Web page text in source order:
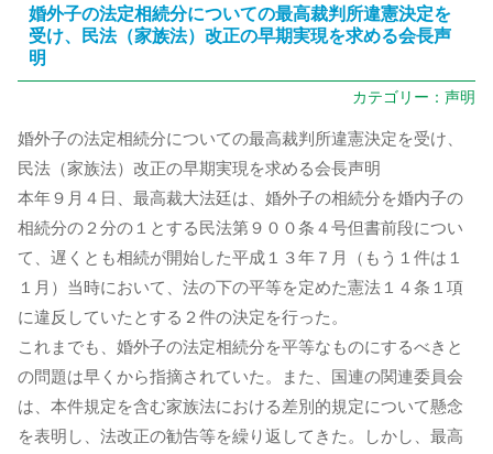
婚外子の法定相続分についての最高裁判所違憲決定を
受け、民法（家族法）改正の早期実現を求める会長声
明
カテゴリー： 声明
婚外子の法定相続分についての最高裁判所違憲決定を受け、
民法（家族法）改正の早期実現を求める会長声明
本年９月４日、最高裁大法廷は、婚外子の相続分を婚内子の
相続分の２分の１とする民法第９００条４号但書前段につい
て、遅くとも相続が開始した平成１３年７月（もう１件は１
１月）当時において、法の下の平等を定めた憲法１４条１項
に違反していたとする２件の決定を行った。
これまでも、婚外子の法定相続分を平等なものにするべきと
の問題は早くから指摘されていた。また、国連の関連委員会
は、本件規定を含む家族法における差別的規定について懸念
を表明し、法改正の勧告等を繰り返してきた。しかし、最高